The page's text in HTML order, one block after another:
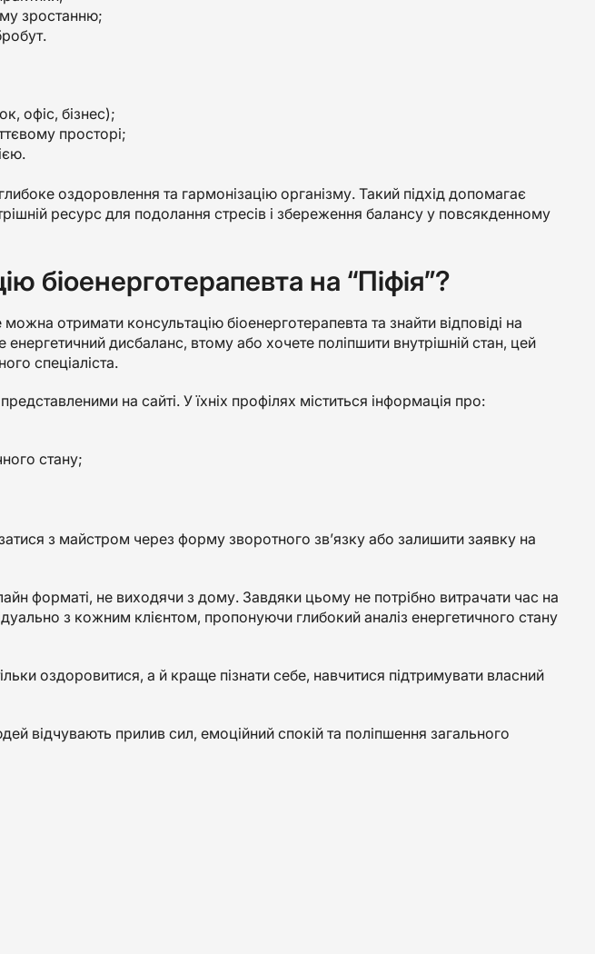
зростанню;
офіс, бізнес);
просторі;
оздоровлення та гармонізацію організму. Такий підхід допомагає
ресурс для подолання стресів і збереження балансу у повсякденному
біоенерготерапевта на “Піфія”?
отримати консультацію біоенерготерапевта та знайти відповіді на
енергетичний дисбаланс, втому або хочете поліпшити внутрішній стан, цей
спеціаліста.
на сайті. У їхніх профілях міститься інформація про:
стану;
з майстром через форму зворотного зв’язку або залишити заявку на
форматі, не виходячи з дому. Завдяки цьому не потрібно витрачати час на
з кожним клієнтом, пропонуючи глибокий аналіз енергетичного стану
оздоровитися, а й краще пізнати себе, навчитися підтримувати власний
відчувають прилив сил, емоційний спокій та поліпшення загального